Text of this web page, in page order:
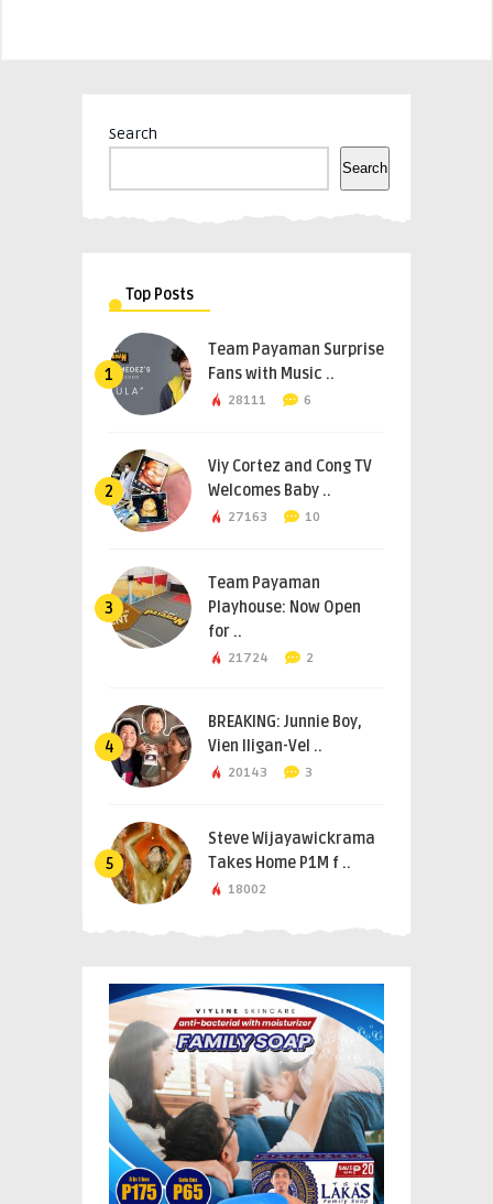
Search
Search
Top Posts
1
Team Payaman Surprise
Fans with Music ..
28111 6
2
Viy Cortez and Cong TV
Welcomes Baby ..
27163 10
3
Team Payaman
Playhouse: Now Open
for ..
21724 2
4
BREAKING: Junnie Boy,
Vien Iligan-Vel ..
20143 3
5
Steve Wijayawickrama
Takes Home P1M f ..
18002